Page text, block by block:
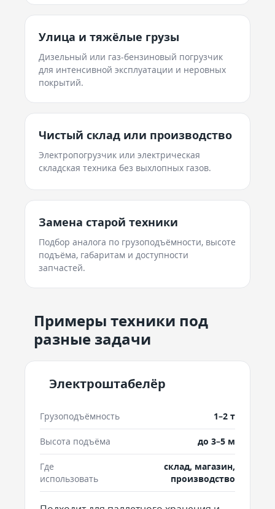
Улица и тяжёлые грузы
Дизельный или газ-бензиновый погрузчик
для интенсивной эксплуатации и неровных
покрытий.
Чистый склад или производство
Электропогрузчик или электрическая
складская техника без выхлопных газов.
Замена старой техники
Подбор аналога по грузоподъёмности, высоте
подъёма, габаритам и доступности
запчастей.
Примеры техники под
разные задачи
Электроштабелёр
Грузоподъёмность 1–2 т
Высота подъёма до 3–5 м
Где
использовать
склад, магазин,
производство